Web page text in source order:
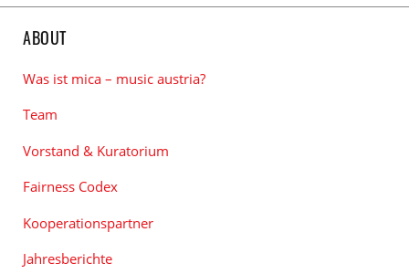
ABOUT
Was ist mica – music austria?
Team
Vorstand & Kuratorium
Fairness Codex
Kooperationspartner
Jahresberichte